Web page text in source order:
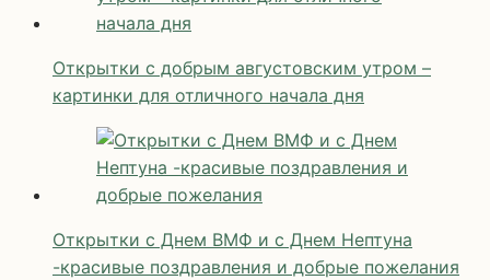
Открытки с добрым августовским утром –
картинки для отличного начала дня
Открытки с Днем ВМФ и с Днем Нептуна
-красивые поздравления и добрые пожелания